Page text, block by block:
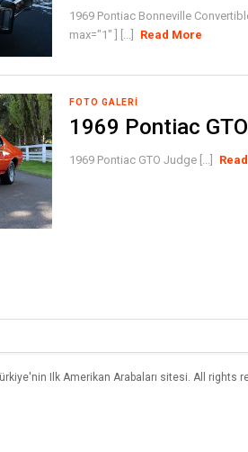
1969 Pontiac Bonneville
max="1" ] [...]
Read More
FOTO GALERI
1969 Pontiac
1969 Pontiac GTO Judge [...]
Ilk Amerikan Arabaları sitesi. All rights